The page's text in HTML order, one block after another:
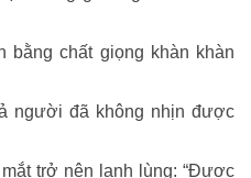
bằng chất giọng khàn khàn
người đã không nhịn được
trở nên lạnh lùng: “Được